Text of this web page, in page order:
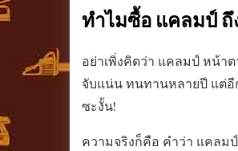
ทำไมซื้อ แคลมป์
อย่าเพิ่งคิดว่า แคลมป์ หน้า
จับแน่น ทนทานหลายปี แต่อี
ซะงั้น!
ความจริงก็คือ คำว่า แคลม